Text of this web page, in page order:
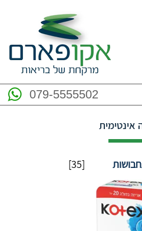
079-5555502
אינטימית
[35]